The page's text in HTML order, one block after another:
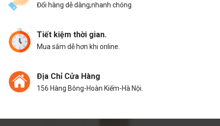
Đổi hàng dễ dàng,nhanh chóng
Tiết kiệm thời gian.
Mua sắm dễ hơn khi online.
Địa Chỉ Cửa Hàng
156 Hàng Bông-Hoàn Kiếm-Hà Nội.